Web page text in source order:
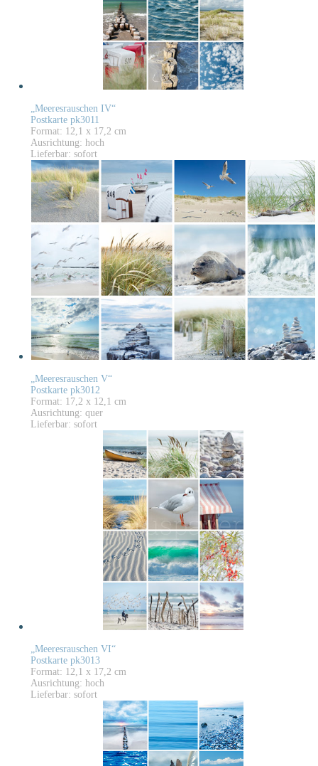
„Meeresrauschen IV“
Postkarte pk3011
Format: 12,1 x 17,2 cm
Ausrichtung: hoch
Lieferbar: sofort
„Meeresrauschen V“
Postkarte pk3012
Format: 17,2 x 12,1 cm
Ausrichtung: quer
Lieferbar: sofort
„Meeresrauschen VI“
Postkarte pk3013
Format: 12,1 x 17,2 cm
Ausrichtung: hoch
Lieferbar: sofort